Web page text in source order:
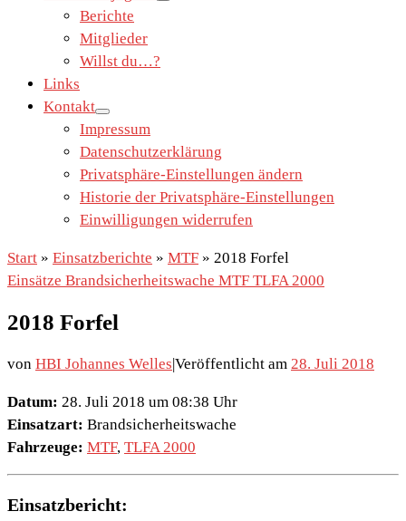
Berichte
Mitglieder
Willst du…?
Links
Kontakt
Impressum
Datenschutzerklärung
Privatsphäre-Einstellungen ändern
Historie der Privatsphäre-Einstellungen
Einwilligungen widerrufen
Start » Einsatzberichte » MTF » 2018 Forfel
Einsätze Brandsicherheitswache MTF TLFA 2000
2018 Forfel
von HBI Johannes Welles|Veröffentlicht am 28. Juli 2018
Datum: 28. Juli 2018 um 08:38 Uhr
Einsatzart: Brandsicherheitswache
Fahrzeuge: MTF, TLFA 2000
Einsatzbericht: